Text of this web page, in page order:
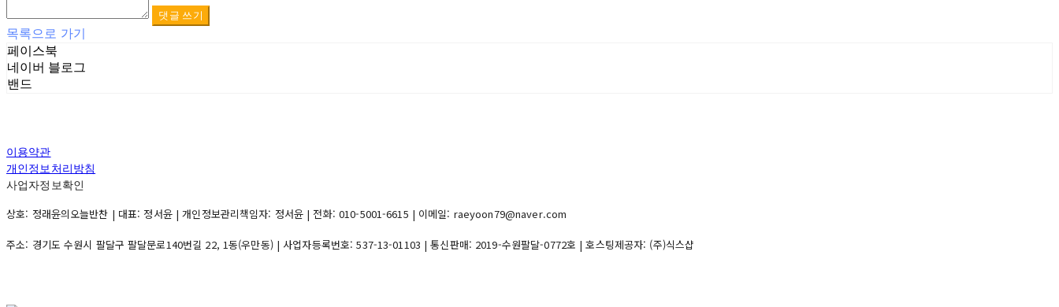
댓글 쓰기
목록으로 가기
페이스북
네이버 블로그
밴드
이용약관
개인정보처리방침
사업자정보확인
상호: 정래윤의오늘반찬 | 대표: 정서윤 | 개인정보관리책임자: 정서윤 | 전화: 010-5001-6615 | 이메일: raeyoon79@naver.com
주소: 경기도 수원시 팔달구 팔달문로140번길 22, 1동(우만동) | 사업자등록번호:537-13-01103 | 통신판매: 2019-수원팔달-0772호 | 호스팅제공자: (주)식스샵